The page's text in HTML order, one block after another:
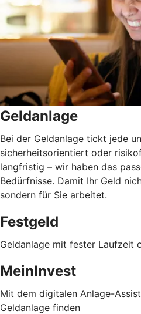
Geldanlage
Bei der Geldanlage tickt jede
sicherheitsorientiert oder
langfristig – wir haben das
Bedürfnisse. Damit Ihr Geld
sondern für Sie arbeitet.
Festgeld
Geldanlage mit fester Laufzeit
MeinInvest
Mit dem digitalen Anlage-
Geldanlage finden